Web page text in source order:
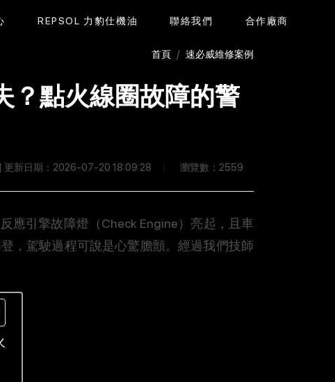
REPSOL 力豹仕機油 聯絡我們 合作廠商
首頁 速必威維修案例
？點火線圈故障的警
更新日期：2026-07-20 18:09:28 瀏覽數：2559
應引擎故障燈（Check Engine）亮起，且車
，駕駛過程可說是心驚膽顫。經過我們技師